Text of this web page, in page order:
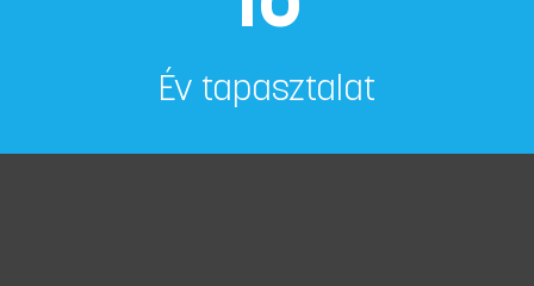
Év tapasztalat